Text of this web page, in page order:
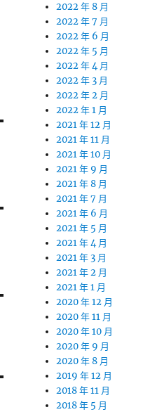
2022 年 8 月
2022 年 7 月
2022 年 6 月
2022 年 5 月
2022 年 4 月
2022 年 3 月
2022 年 2 月
2022 年 1 月
2021 年 12 月
2021 年 11 月
2021 年 10 月
2021 年 9 月
2021 年 8 月
2021 年 7 月
2021 年 6 月
2021 年 5 月
2021 年 4 月
2021 年 3 月
2021 年 2 月
2021 年 1 月
2020 年 12 月
2020 年 11 月
2020 年 10 月
2020 年 9 月
2020 年 8 月
2019 年 12 月
2018 年 11 月
2018 年 5 月